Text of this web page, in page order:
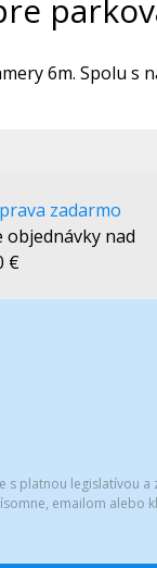
6m. Spolu s
zadarmo
objednávky nad
€
platnou legislatívou
emailom